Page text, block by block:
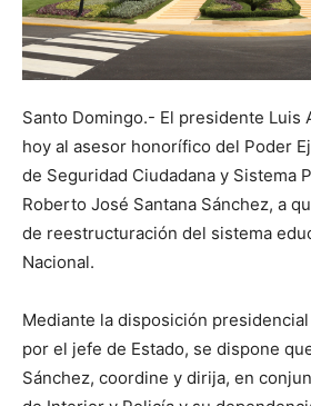
Santo Domingo.- El presidente Luis
hoy al asesor honorífico del Poder
de Seguridad Ciudadana y Sistema
Roberto José Santana Sánchez, a
de reestructuración del sistema
Nacional.
Mediante la disposición
por el jefe de Estado, se dispone
Sánchez, coordine y dirija, en